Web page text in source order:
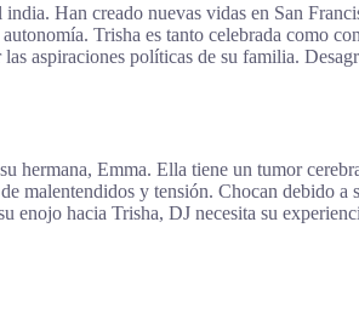
Han creado nuevas vidas en San
Trisha es tanto celebrada como
aspiraciones políticas de su familia.
hermana, Emma. Ella tiene un tumor
malentendidos y tensión. Chocan debido
enojo hacia Trisha, DJ necesita su